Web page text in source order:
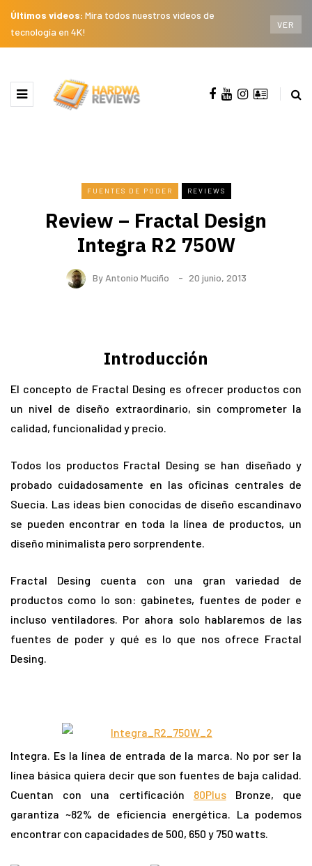
Últimos videos: Mira todos nuestros videos de
tecnología en 4K!
VER
FUENTES DE PODER REVIEWS
Review – Fractal Design
Integra R2 750W
By Antonio Muciño 20 junio, 2013
Introducción
El concepto de Fractal Desing es ofrecer productos con
un nivel de diseño extraordinario, sin comprometer la
calidad, funcionalidad y precio.
Todos los productos Fractal Desing se han diseñado y
probado cuidadosamente en las oficinas centrales de
Suecia. Las ideas bien conocidas de diseño escandinavo
se pueden encontrar en toda la línea de productos, un
diseño minimalista pero sorprendente.
Fractal Desing cuenta con una gran variedad de
productos como lo son: gabinetes, fuentes de poder e
incluso ventiladores. Por ahora solo hablaremos de las
fuentes de poder y qué es lo que nos ofrece Fractal
Desing.
Integra. Es la línea de entrada de la marca. No por ser la
línea básica quiera decir que son fuentes de baja calidad.
Cuentan con una certificación 80PlusBronze, que
garantiza ~82% de eficiencia energética. La podemos
encontrar con capacidades de 500, 650 y 750 watts.